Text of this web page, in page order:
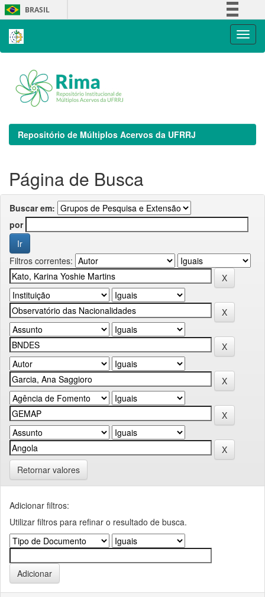
Skip
navigation
BRASIL
Repositório de Múltiplos Acervos da UFRRJ
Página de Busca
Buscar em:
por
Filtros correntes:
Retornar valores
Adicionar filtros:
Utilizar filtros para refinar o resultado de busca.